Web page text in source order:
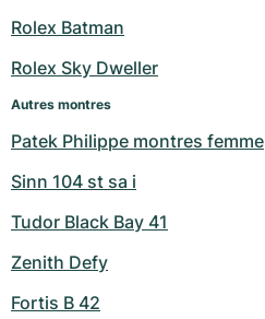
Rolex Batman
Rolex Sky Dweller
Autres montres
Patek Philippe montres femme
Sinn 104 st sa i
Tudor Black Bay 41
Zenith Defy
Fortis B 42